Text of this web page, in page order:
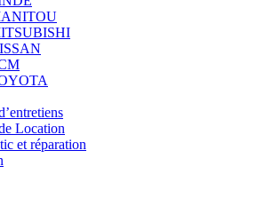
Location
et réparation